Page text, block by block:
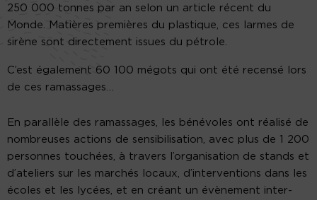
250 000 tonnes par an selon un article récent du
Monde. Matières premières du plastique, ces larmes de
sirène sont directement issues du pétrole.
C’est également 60 100 mégots qui ont été recensé lors
de ces ramassages…
En parallèle des ramassages, les bénévoles ont réalisé de
nombreuses actions de sensibilisation, avec plus de 1 200
personnes touchées, à travers l’organisation de stands et
d’ateliers sur les marchés locaux, d’interventions dans les
écoles et les lycées, et en créant un évènement inter-